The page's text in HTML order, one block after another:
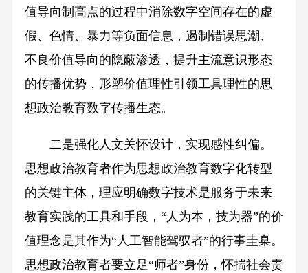
值导向制高点的过程中消除数字空间存在的虚
假、色情、暴力等负面信息，遏制错误思潮、
不良价值导向的隐蔽渗透，提升主流意识形态
的传播优势，形塑价值理性引领工具理性的思
想政治教育数字传播生态。
二是强化人文关怀设计，实现感性纠偏。
思想政治教育者作为思想政治教育数字化转型
的关键主体，理应明确数字技术是服务于未来
教育实践的工具和手段，“人为本，技为器”的价
值理念是其作为“人工智能驾驭者”的行事圭臬。
思想政治教育者要立足“师者”身份，怀揣社会责